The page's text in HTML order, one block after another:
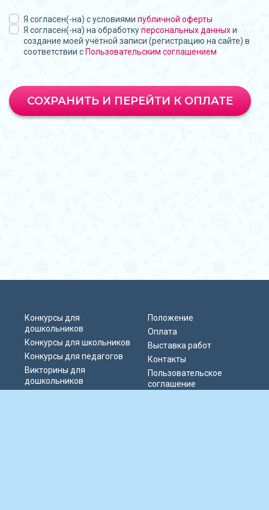
Я согласен(-на) с условиями публичной оферты
Я согласен(-на) на обработкуперсональных данныхи
создание моей учётной записи (регистрацию на сайте) в
соответствии с Пользовательским соглашением
СОХРАНИТЬ И ПЕРЕЙТИ К ОПЛАТЕ
Конкурсы для
дошкольников
Конкурсы для школьников
Конкурсы для педагогов
Викторины для
дошкольников
Положение
Оплата
Выставка работ
Контакты
Пользовательское
соглашение